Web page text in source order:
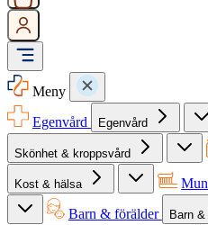
Meny
Egenvård
Egenvård
Skönhet & kroppsvård
Kost & hälsa
Barn & förälder Barn